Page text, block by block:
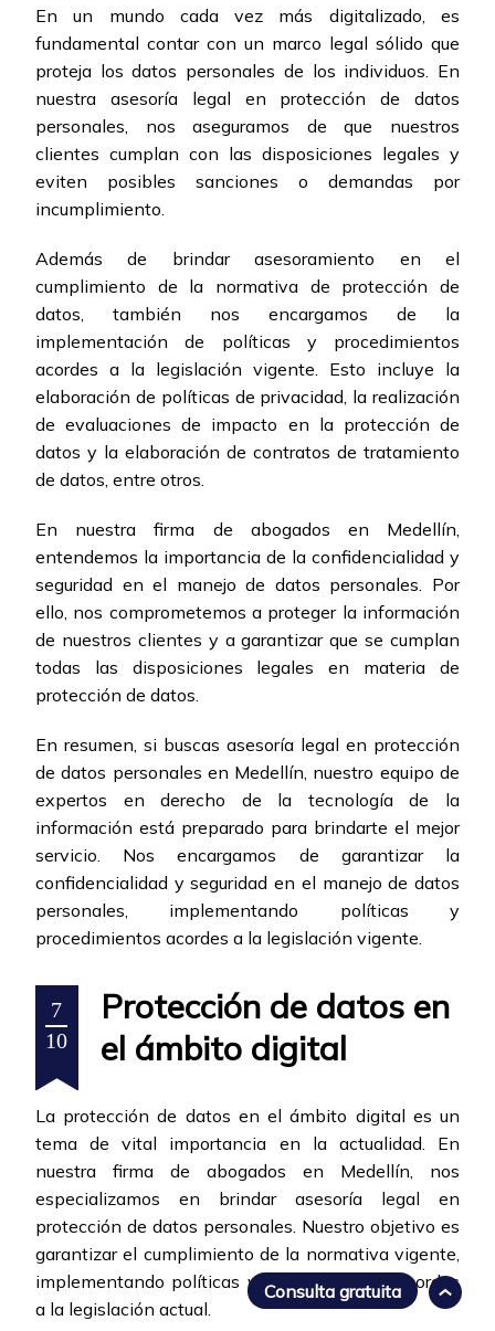
En un mundo cada vez más digitalizado, es
fundamental contar con un marco legal sólido que
proteja los datos personales de los individuos. En
nuestra asesoría legal en protección de datos
personales, nos aseguramos de que nuestros
clientes cumplan con las disposiciones legales y
eviten posibles sanciones o demandas por
incumplimiento.
Además de brindar asesoramiento en el
cumplimiento de la normativa de protección de
datos, también nos encargamos de la
implementación de políticas y procedimientos
acordes a la legislación vigente. Esto incluye la
elaboración de políticas de privacidad, la realización
de evaluaciones de impacto en la protección de
datos y la elaboración de contratos de tratamiento
de datos, entre otros.
En nuestra firma de abogados en Medellín,
entendemos la importancia de la confidencialidad y
seguridad en el manejo de datos personales. Por
ello, nos comprometemos a proteger la información
de nuestros clientes y a garantizar que se cumplan
todas las disposiciones legales en materia de
protección de datos.
En resumen, si buscas asesoría legal en protección
de datos personales en Medellín, nuestro equipo de
expertos en derecho de la tecnología de la
información está preparado para brindarte el mejor
servicio. Nos encargamos de garantizar la
confidencialidad y seguridad en el manejo de datos
personales, implementando políticas y
procedimientos acordes a la legislación vigente.
7
10
Protección de datos en
el ámbito digital
La protección de datos en el ámbito digital es un
tema de vital importancia en la actualidad. En
nuestra firma de abogados en Medellín, nos
especializamos en brindar asesoría legal en
protección de datos personales. Nuestro objetivo es
garantizar el cumplimiento de la normativa vigente,
implementando políticas y procedimientos acordes
a la legislación actual.
Consulta gratuita